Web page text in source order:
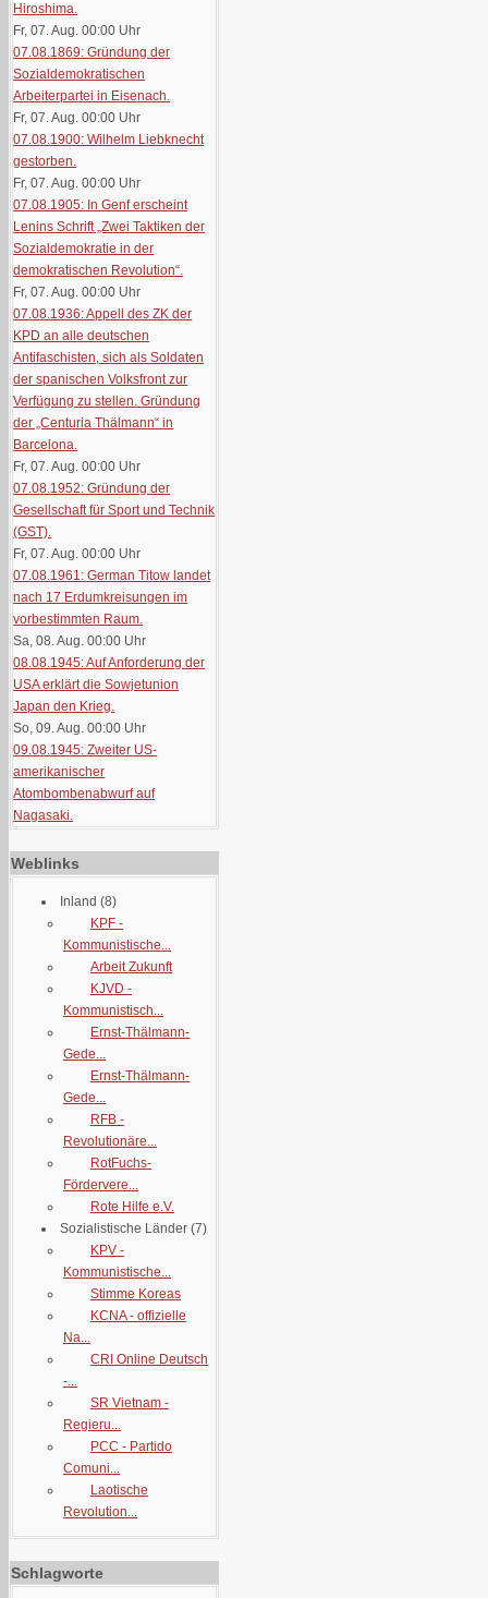
Hiroshima.
Fr, 07. Aug. 00:00 Uhr
07.08.1869: Gründung der
Sozialdemokratischen
Arbeiterpartei in Eisenach.
Fr, 07. Aug. 00:00 Uhr
07.08.1900: Wilhelm Liebknecht
gestorben.
Fr, 07. Aug. 00:00 Uhr
07.08.1905: In Genf erscheint
Lenins Schrift „Zwei Taktiken der
Sozialdemokratie in der
demokratischen Revolution“.
Fr, 07. Aug. 00:00 Uhr
07.08.1936: Appell des ZK der
KPD an alle deutschen
Antifaschisten, sich als Soldaten
der spanischen Volksfront zur
Verfügung zu stellen. Gründung
der „Centuria Thälmann“ in
Barcelona.
Fr, 07. Aug. 00:00 Uhr
07.08.1952: Gründung der
Gesellschaft für Sport und Technik
(GST).
Fr, 07. Aug. 00:00 Uhr
07.08.1961: German Titow landet
nach 17 Erdumkreisungen im
vorbestimmten Raum.
Sa, 08. Aug. 00:00 Uhr
08.08.1945: Auf Anforderung der
USA erklärt die Sowjetunion
Japan den Krieg.
So, 09. Aug. 00:00 Uhr
09.08.1945: Zweiter US-
amerikanischer
Atombombenabwurf auf
Nagasaki.
Weblinks
Inland (8)
KPF -
Kommunistische...
Arbeit Zukunft
KJVD -
Kommunistisch...
Ernst-Thälmann-
Gede...
Ernst-Thälmann-
Gede...
RFB -
Revolutionäre...
RotFuchs-
Fördervere...
Rote Hilfe e.V.
Sozialistische Länder (7)
KPV -
Kommunistische...
Stimme Koreas
KCNA - offizielle
Na...
CRI Online Deutsch
-...
SR Vietnam -
Regieru...
PCC - Partido
Comuni...
Laotische
Revolution...
Schlagworte